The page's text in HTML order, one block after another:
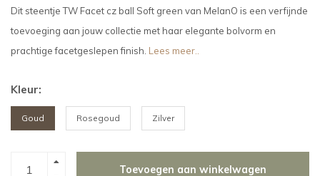
Dit steentje TW Facet cz ball Soft green van MelanO is een verfijnde
toevoeging aan jouw collectie met haar elegante bolvorm en
prachtige facetgeslepen finish. Lees meer..
Kleur:
Goud Rosegoud Zilver
Toevoegen aan winkelwagen